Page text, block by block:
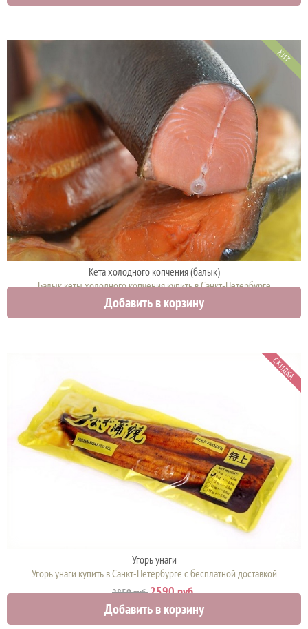
ХИТ
Кета холодного копчения (балык)
Балык кеты холодного копчения купить в Санкт-Петербурге
1340 руб.
Добавить в корзину
СКИДКА
Угорь унаги
Угорь унаги купить в Санкт-Петербурге с бесплатной доставкой
2850 руб.2590 руб.
Добавить в корзину